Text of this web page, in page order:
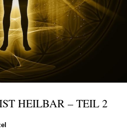
HEILBAR – TEIL 2